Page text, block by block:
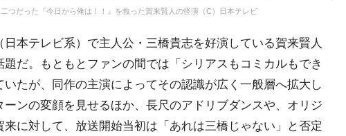
つだった『今日から俺は！！』を救った賀来賢人の怪演（C）日本テレビ
日本テレビ系）で主人公・三橋貴志を好演している賀来賢人
だ。もともとファンの間では「シリアスもコミカルもでき
いたが、同作の主演によってその認識が広く一般層へ拡大し
ンの変顔を見せるほか、長尺のアドリブダンスや、オリジ
に対して、放送開始当初は「あれは三橋じゃない」と否定